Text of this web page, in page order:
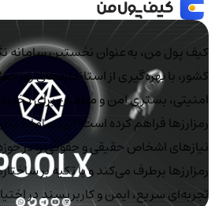
کیف‌ پول من، به‌عنوان نخستین سامانه
کشور، با بهره‌گیری از استانداردهای روز
امنیتی، بستری امن و مطمئن برای
رمزارزها فراهم کرده است. این سامانه با
نیازهای اشخاص حقیقی و حقوقی را در
رمزارزها برطرف می‌کند و با تکیه بر
تجربه‌ای سریع، ایمن و کاربرپسند در